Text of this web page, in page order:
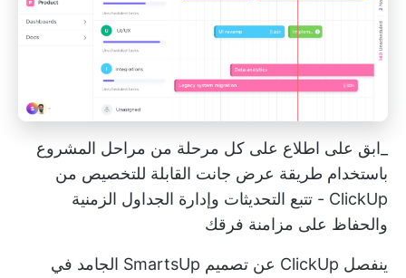
_ابق على اطلاع على كل مرحلة من مراحل المشروع
باستخدام طريقة عرض جانت القابلة للتخصيص من
ClickUp - تتبع التحديثات وإدارة الجداول الزمنية
والحفاظ على مزامنة فرقك
ينفصل ClickUp عن تصميم SmartsUp الجامد في